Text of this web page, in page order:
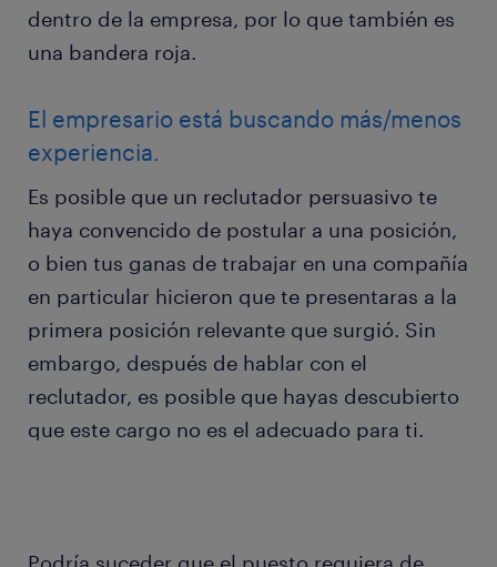
dentro de la empresa, por lo que también es
una bandera roja.
El empresario está buscando más/menos
experiencia.
Es posible que un reclutador persuasivo te
haya convencido de postular a una posición,
o bien tus ganas de trabajar en una compañía
en particular hicieron que te presentaras a la
primera posición relevante que surgió. Sin
embargo, después de hablar con el
reclutador, es posible que hayas descubierto
que este cargo no es el adecuado para ti.